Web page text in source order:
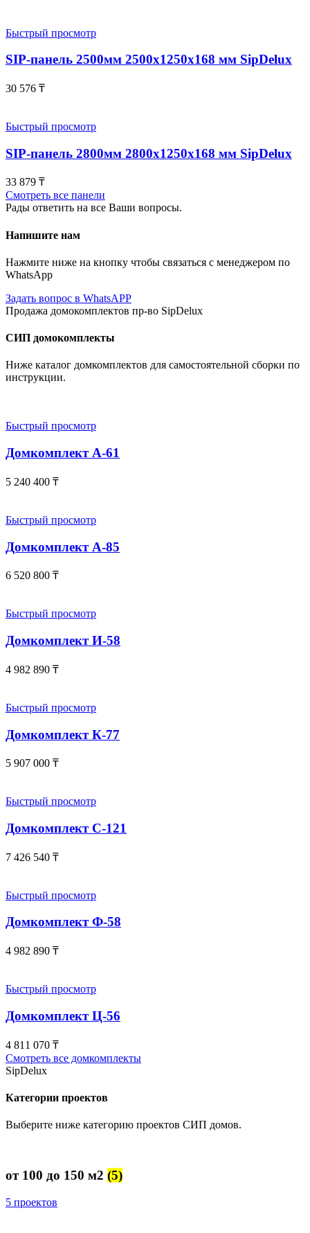
Быстрый просмотр
SIP-панель 2500мм 2500x1250x168 мм SipDelux
30 576 ₸
Быстрый просмотр
SIP-панель 2800мм 2800x1250x168 мм SipDelux
33 879 ₸
Смотреть все панели
Рады ответить на все Ваши вопросы.
Напишите нам
Нажмите ниже на кнопку чтобы связаться с менеджером по
WhatsApp
Задать вопрос в WhatsAPP
Продажа домокомплектов пр-во SipDelux
СИП домокомплекты
Ниже каталог домкомплектов для самостоятельной сборки по
инструкции.
Быстрый просмотр
Домкомплект А-61
5 240 400 ₸
Быстрый просмотр
Домкомплект А-85
6 520 800 ₸
Быстрый просмотр
Домкомплект И-58
4 982 890 ₸
Быстрый просмотр
Домкомплект К-77
5 907 000 ₸
Быстрый просмотр
Домкомплект С-121
7 426 540 ₸
Быстрый просмотр
Домкомплект Ф-58
4 982 890 ₸
Быстрый просмотр
Домкомплект Ц-56
4 811 070 ₸
Смотреть все домкомплекты
SipDelux
Категории проектов
Выберите ниже категорию проектов СИП домов.
от 100 до 150 м2 (5)
5 проектов